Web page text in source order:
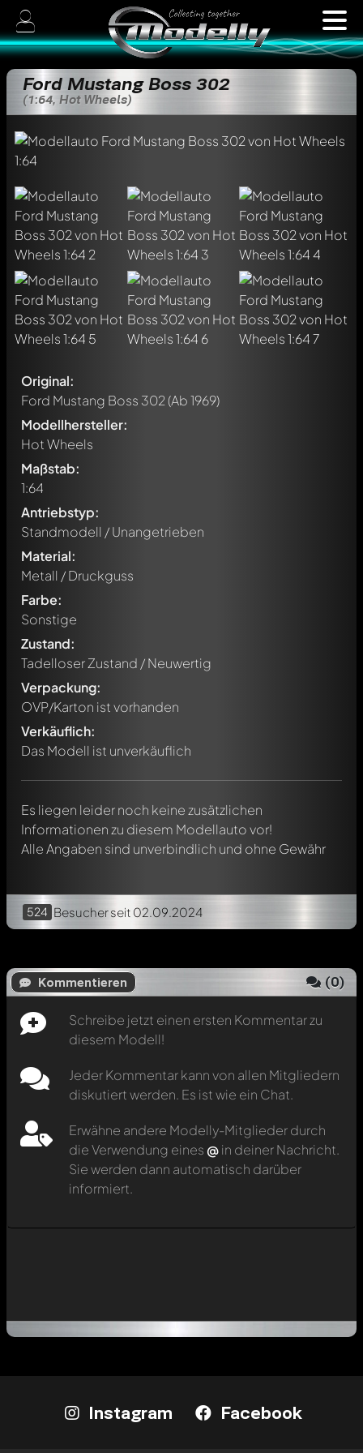
Ford Mustang Boss 302
(1:64, Hot Wheels)
Original:
Ford Mustang Boss 302(Ab 1969)
Modellhersteller:
Hot Wheels
Maßstab:
1:64
Antriebstyp:
Standmodell / Unangetrieben
Material:
Metall / Druckguss
Farbe:
Sonstige
Zustand:
Tadelloser Zustand / Neuwertig
Verpackung:
OVP/Karton ist vorhanden
Verkäuflich:
Das Modell ist unverkäuflich
Es liegen leider noch keine zusätzlichen
Informationen zu diesem Modellauto vor!
Alle Angaben sind unverbindlich und ohne Gewähr
524 Besucherseit 02.09.2024
Kommentieren (0)
Schreibe jetzt einen ersten Kommentar zu
diesem Modell!
Jeder Kommentar kann von allen Mitgliedern
diskutiert werden. Es ist wie ein Chat.
Erwähne andere Modelly-Mitglieder durch
die Verwendung eines @in deiner Nachricht.
Sie werden dann automatisch darüber
informiert.
Schreibe jetzt einen ersten Kommentar zu diesem Modell!
Jeder Kommentar kann von allen Mitgliedern diskutiert
werden. Es ist wie ein Chat.
Erwähne andere Modelly-Mitglieder durch die
automatisch darüber informiert.
Instagram Facebook